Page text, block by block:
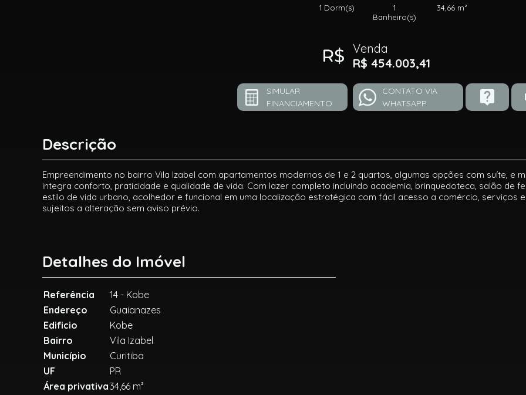
1 Dorm(s)
1
Banheiro(s)
34,66 m²
Venda
R$ 454.003,41
SIMULAR
FINANCIAMENTO
CONTATO VIA
WHATSAPP
Descrição
Empreendimento no bairro Vila Izabel com apartamentos modernos de 1 e 2 quartos, algumas opções com suíte, e
integra conforto, praticidade e qualidade de vida. Com lazer completo incluindo academia, brinquedoteca, salão de
estilo de vida urbano, acolhedor e funcional em uma localização estratégica com fácil acesso a comércio, serviços
sujeitos a alteração sem aviso prévio.
Detalhes do Imóvel
Referência
14 - Kobe
Endereço
Guaianazes
Edificio
Kobe
Bairro
Vila Izabel
Município
Curitiba
UF
PR
Área privativa34,66 m²